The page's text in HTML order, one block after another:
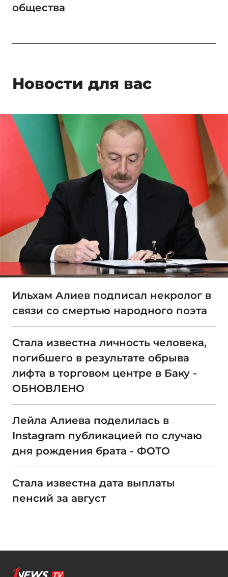
общества
Новости для вас
Ильхам Алиев подписал некролог в
связи со смертью народного поэта
Стала известна личность человека,
погибшего в результате обрыва
лифта в торговом центре в Баку -
ОБНОВЛЕНО
Лейла Алиева поделилась в
Instagram публикацией по случаю
дня рождения брата - ФОТО
Стала известна дата выплаты
пенсий за август